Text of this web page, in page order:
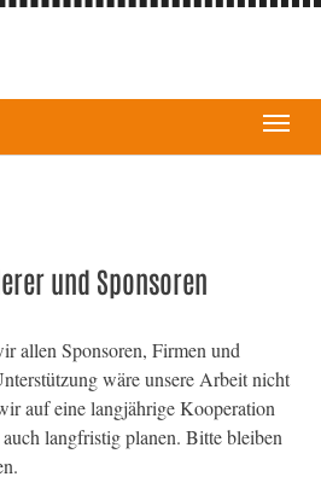
und Sponsoren
allen Sponsoren, Firmen und
wäre unsere Arbeit nicht
auf eine langjährige Kooperation
langfristig planen. Bitte bleiben